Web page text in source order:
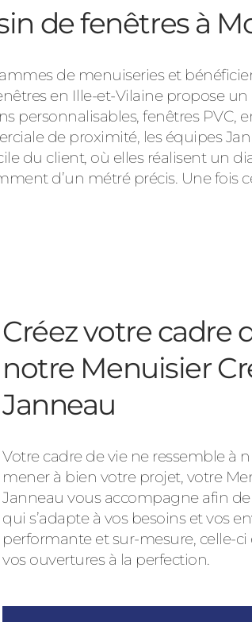
de fenêtres à
de menuiseries et
en Ille-et-Vilaine propose un
personnalisables, fenêtres PVC,
de proximité, les équipes
du client, où elles réalisent un
d’un métré précis. Une fois
Créez votre cadre
notre Menuisier
Janneau
Votre cadre de vie ne ressemble à
mener à bien votre projet, votre
Janneau vous accompagne afin
qui s’adapte à vos besoins et vos
performante et sur-mesure, celle-
vos ouvertures à la perfection.